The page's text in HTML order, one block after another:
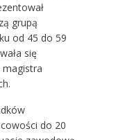
grupą
od 45 do 59
się
magistra
do 20